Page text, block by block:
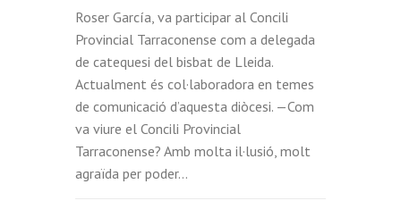
Roser García, va participar al Concili
Provincial Tarraconense com a delegada
de catequesi del bisbat de Lleida.
Actualment és col·laboradora en temes
de comunicació d’aquesta diòcesi. —Com
va viure el Concili Provincial
Tarraconense? Amb molta il·lusió, molt
agraïda per poder…